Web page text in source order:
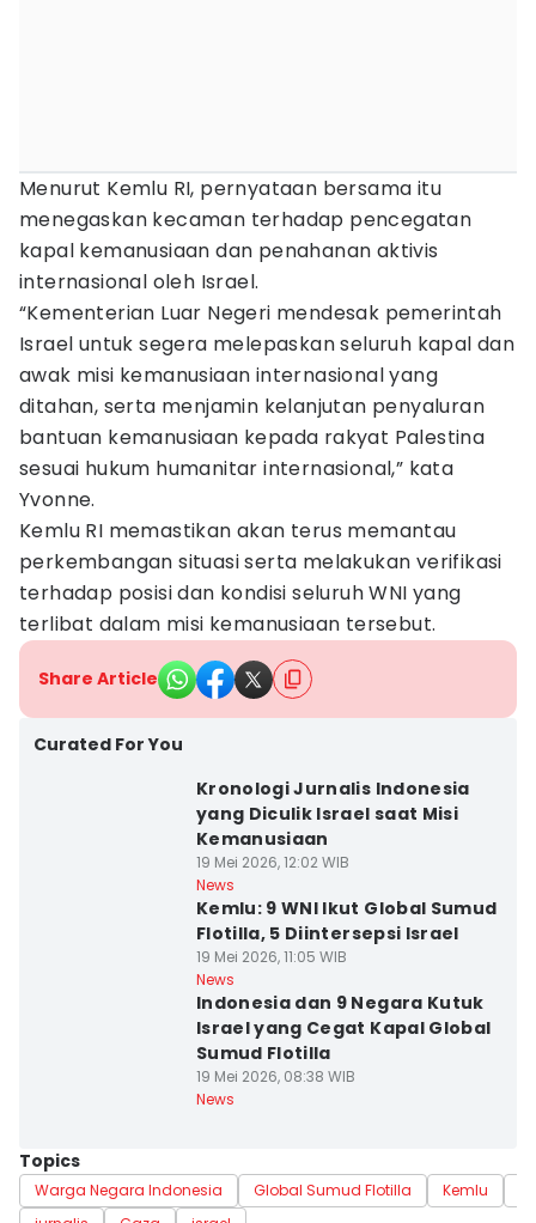
Menurut Kemlu RI, pernyataan bersama itu
menegaskan kecaman terhadap pencegatan
kapal kemanusiaan dan penahanan aktivis
internasional oleh Israel.
“Kementerian Luar Negeri mendesak pemerintah
Israel untuk segera melepaskan seluruh kapal dan
awak misi kemanusiaan internasional yang
ditahan, serta menjamin kelanjutan penyaluran
bantuan kemanusiaan kepada rakyat Palestina
sesuai hukum humanitar internasional,” kata
Yvonne.
Kemlu RI memastikan akan terus memantau
perkembangan situasi serta melakukan verifikasi
terhadap posisi dan kondisi seluruh WNI yang
terlibat dalam misi kemanusiaan tersebut.
Share Article
Curated For You
Kronologi Jurnalis Indonesia
yang Diculik Israel saat Misi
Kemanusiaan
19 Mei 2026, 12:02 WIB
News
Kemlu: 9 WNI Ikut Global Sumud
Flotilla, 5 Diintersepsi Israel
19 Mei 2026, 11:05 WIB
News
Indonesia dan 9 Negara Kutuk
Israel yang Cegat Kapal Global
Sumud Flotilla
19 Mei 2026, 08:38 WIB
News
Topics
Warga Negara Indonesia Global Sumud Flotilla Kemlu